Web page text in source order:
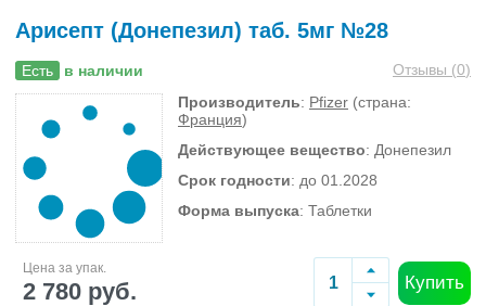
Арисепт (Донепезил) таб. 5мг №28
Есть в наличии Отзывы (0)
Производитель: Pfizer (страна:
Франция)
Действующее вещество: Донепезил
Срок годности: до 01.2028
Форма выпуска: Таблетки
Цена за упак.
2 780 руб. Купить